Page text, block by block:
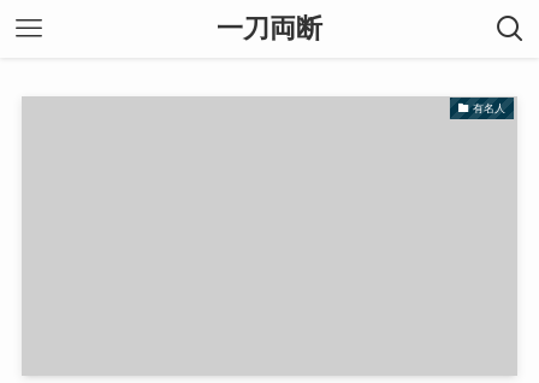
一刀両断
有名人